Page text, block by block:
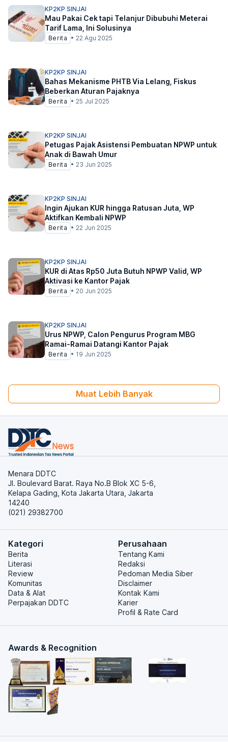
KP2KP SINJAI
Mau Pakai Cek tapi Telanjur Dibubuhi Meterai
Tarif Lama, Ini Solusinya
Berita • 22 Agu 2025
KP2KP SINJAI
Bahas Mekanisme PHTB Via Lelang, Fiskus
Beberkan Aturan Pajaknya
Berita • 25 Jul 2025
KP2KP SINJAI
Petugas Pajak Asistensi Pembuatan NPWP untuk
Anak di Bawah Umur
Berita • 23 Jun 2025
KP2KP SINJAI
Ingin Ajukan KUR hingga Ratusan Juta, WP
Aktifkan Kembali NPWP
Berita • 22 Jun 2025
KP2KP SINJAI
KUR di Atas Rp50 Juta Butuh NPWP Valid, WP
Aktivasi ke Kantor Pajak
Berita • 20 Jun 2025
KP2KP SINJAI
Urus NPWP, Calon Pengurus Program MBG
Ramai-Ramai Datangi Kantor Pajak
Berita • 19 Jun 2025
Muat Lebih Banyak
Menara DDTC
Jl. Boulevard Barat. Raya No.B Blok XC 5-6,
Kelapa Gading, Kota Jakarta Utara, Jakarta
14240
(021) 29382700
Kategori
Berita
Literasi
Review
Komunitas
Data & Alat
Perpajakan DDTC
Perusahaan
Tentang Kami
Redaksi
Pedoman Media Siber
Disclaimer
Kontak Kami
Karier
Profil & Rate Card
Awards & Recognition